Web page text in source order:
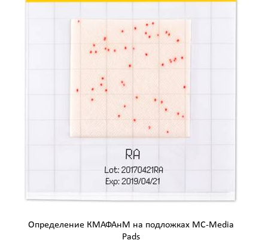
Определение КМАФАнМ на подложках MC-Media
Pads